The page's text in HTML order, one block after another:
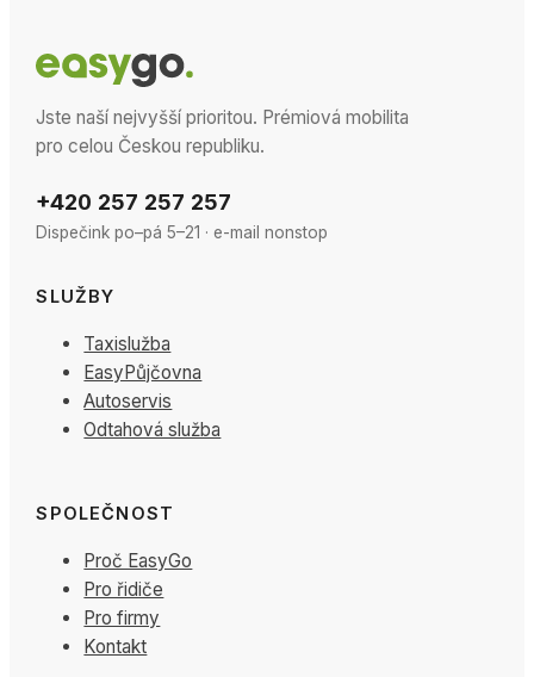
Jste naší nejvyšší prioritou. Prémiová mobilita
pro celou Českou republiku.
+420 257 257 257
Dispečinkpo–pá 5–21 · e-mail nonstop
SLUŽBY
Taxislužba
EasyPůjčovna
Autoservis
Odtahová služba
SPOLEČNOST
Proč EasyGo
Pro řidiče
Pro firmy
Kontakt